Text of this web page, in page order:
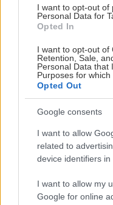
I want to opt-out of
Personal Data for
Opted In
I want to opt-out of
Retention, Sale,
Personal Data that
Purposes for which
Opted Out
Google consents
I want to allow
related to
device identifiers in
I want to allow my
Google for online
όπλο. Κανένας δεν
είναι μονίμως
στις μυλόπετρες
Ο Μάντηςείναι
βιβλία
και γράφει
αλλά πάντα
εύκολες λύσεις.
Ο blogger